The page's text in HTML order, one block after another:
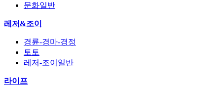
문화일반
레저&조이
경륜-경마-경정
토토
레저-조이일반
라이프